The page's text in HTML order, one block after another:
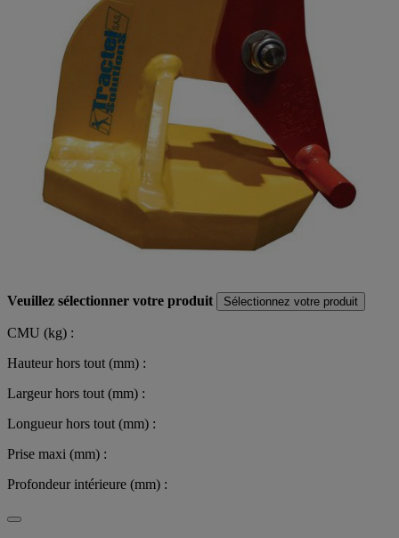
Veuillez sélectionner votre produit Sélectionnez votre produit
CMU (kg) :
Hauteur hors tout (mm) :
Largeur hors tout (mm) :
Longueur hors tout (mm) :
Prise maxi (mm) :
Profondeur intérieure (mm) :